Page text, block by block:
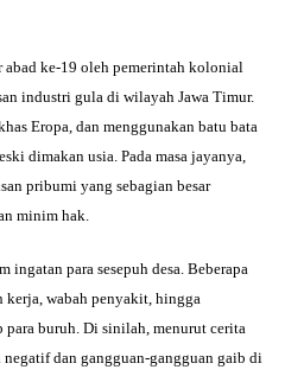
ke-19 oleh pemerintah kolonial
industri gula di wilayah Jawa Timur.
Eropa, dan menggunakan batu bata
dimakan usia. Pada masa jayanya,
pribumi yang sebagian besar
minim hak.
para sesepuh desa. Beberapa
kerja, wabah penyakit, hingga
buruh. Di sinilah, menurut cerita
dan gangguan-gangguan gaib di